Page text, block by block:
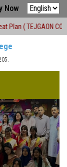
Now
COLLEGE)